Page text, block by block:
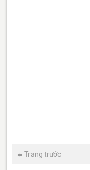
Trang trước